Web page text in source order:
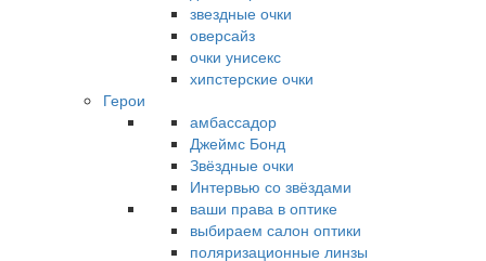
звездные очки
оверсайз
очки унисекс
хипстерские очки
Герои
амбассадор
Джеймс Бонд
Звёздные очки
Интервью со звёздами
ваши права в оптике
выбираем салон оптики
поляризационные линзы